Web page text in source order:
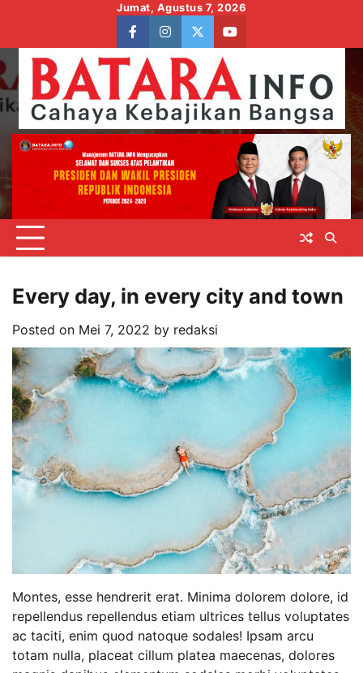
content
Jumat, Agustus 7, 2026
facebookinstagram
twitteryoutube
Every day, in every city and town
Posted on Mei 7, 2022 by redaksi
Montes, esse hendrerit erat. Minima dolorem dolore, id
repellendus repellendus etiam ultrices tellus voluptates
ac taciti, enim quod natoque sodales! Ipsam arcu
totam nulla, placeat cillum platea maecenas, dolores